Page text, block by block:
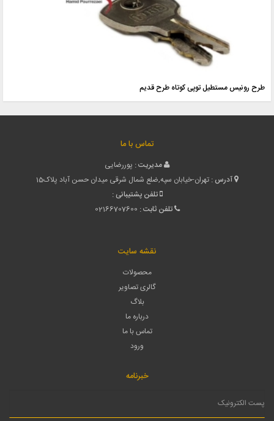
طرح رونیس مستطیل توپی کوتاه طرح قدیم
تماس با ما
مدیریت : پوررضایی
آدرس : تهران-خیابان سپه,ضلع شمال شرقی میدان حسن آباد پلاک15
تلفن پشتیبانی :
تلفن ثابت : 02166707600
نقشه سایت
محصولات
گالری تصاویر
بلاگ
درباره ما
تماس با ما
ورود
خبرنامه